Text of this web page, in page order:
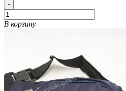
-
В корзину